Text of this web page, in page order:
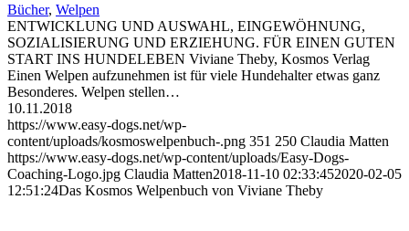
Bücher, Welpen
ENTWICKLUNG UND AUSWAHL, EINGEWÖHNUNG,
SOZIALISIERUNG UND ERZIEHUNG. FÜR EINEN GUTEN
START INS HUNDELEBEN Viviane Theby, Kosmos Verlag
Einen Welpen aufzunehmen ist für viele Hundehalter etwas ganz
Besonderes. Welpen stellen…
10.11.2018
https://www.easy-dogs.net/wp-
content/uploads/kosmoswelpenbuch-.png 351 250 Claudia Matten
https://www.easy-dogs.net/wp-content/uploads/Easy-Dogs-
Coaching-Logo.jpg Claudia Matten2018-11-10 02:33:452020-02-05
12:51:24Das Kosmos Welpenbuch von Viviane Theby